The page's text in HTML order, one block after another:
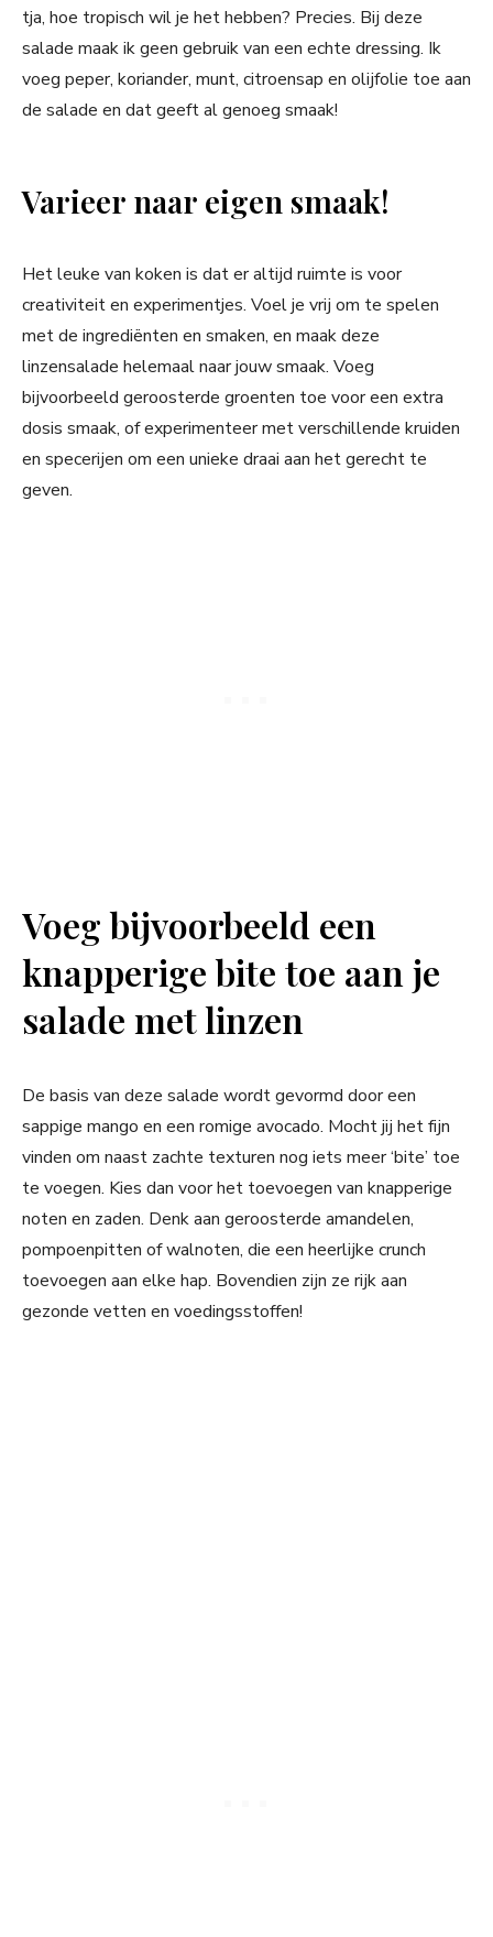
tja, hoe tropisch wil je het hebben? Precies. Bij deze
salade maak ik geen gebruik van een echte dressing. Ik
voeg peper, koriander, munt, citroensap en olijfolie toe aan
de salade en dat geeft al genoeg smaak!
Varieer naar eigen smaak!
Het leuke van koken is dat er altijd ruimte is voor
creativiteit en experimentjes. Voel je vrij om te spelen
met de ingrediënten en smaken, en maak deze
linzensalade helemaal naar jouw smaak. Voeg
bijvoorbeeld geroosterde groenten toe voor een extra
dosis smaak, of experimenteer met verschillende kruiden
en specerijen om een unieke draai aan het gerecht te
geven.
Voeg bijvoorbeeld een
knapperige bite toe aan je
salade met linzen
De basis van deze salade wordt gevormd door een
sappige mango en een romige avocado. Mocht jij het fijn
vinden om naast zachte texturen nog iets meer ‘bite’ toe
te voegen. Kies dan voor het toevoegen van knapperige
noten en zaden. Denk aan geroosterde amandelen,
pompoenpitten of walnoten, die een heerlijke crunch
toevoegen aan elke hap. Bovendien zijn ze rijk aan
gezonde vetten en voedingsstoffen!